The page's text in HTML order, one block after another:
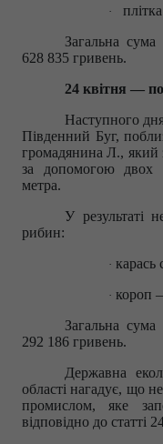
·
Загальна сума
628 835 гривень.​
24 квітня —
Наступного
Південний Буг,
громадянина Л., який
за допомогою двох
метра.​
У результаті
рибин:​
· карась
· короп
Загальна сума
292 186 гривень.​
Державна
області нагадує, що
промислом, яке
відповідно до статті